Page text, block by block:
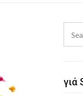
for:
γιά